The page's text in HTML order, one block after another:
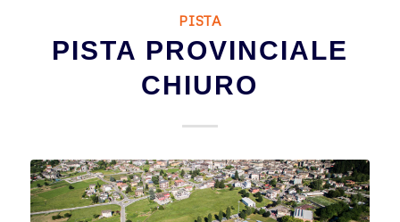
PISTA
PISTA PROVINCIALE
CHIURO